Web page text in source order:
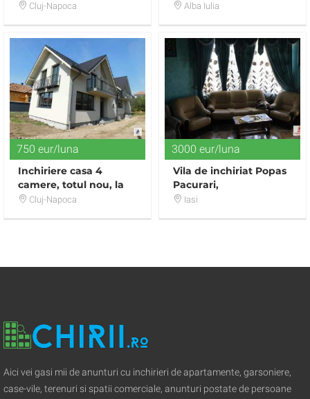
Cluj-Napoca Alba Iulia
750 eur/luna
Inchiriere casa 4
camere, totul nou, la
prima inchiriere
Cluj-Napoca
3000 eur/luna
Vila de inchiriat Popas
Pacurari,
Iasi
Aici vei gasi mii de anunturi cu inchirieri de apartamente, garsoniere,
case-vile, terenuri si spatii comerciale, anunturi postate de persoane